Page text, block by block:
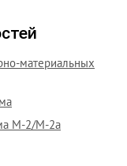
материальных
М-2/М-2а